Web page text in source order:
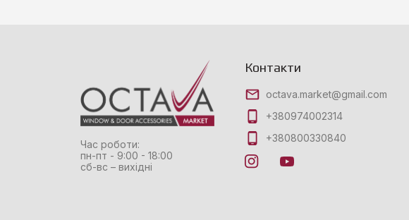
Час роботи:
пн-пт - 9:00 - 18:00
сб-вс – вихідні
Контакти
octava.market@gmail.com
+380974002314
+380800330840